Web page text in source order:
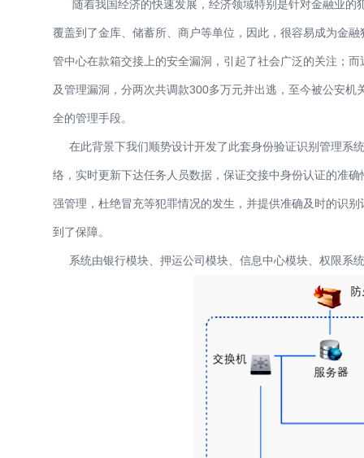
随着我国经济的快速发展，经济领域特别是针对金融业的
覆盖到了金库、储蓄所、商户等单位，因此，很容易成为金
管中心在款箱交接上的安全漏洞，引起了社会广泛的关注；
及管理漏洞，分两次共调款300多万元并出逃，至今被公安
全的管理手段。
在此背景下我们顺势设计开发了此套身份验证识别管理系
络，实时更新下达任务人员数据，保证交接中身份认证的准
强管理，杜绝冒充等犯罪情况的发生，并提供准确及时的识
到了保障。
系统由银行模块、押运公司模块、信息中心模块、权限系